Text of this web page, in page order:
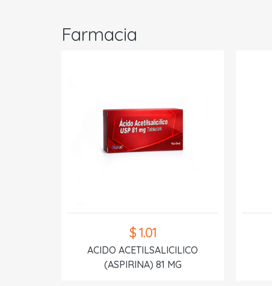
Farmacia
$ 1.01
ACIDO ACETILSALICILICO
(ASPIRINA) 81 MG